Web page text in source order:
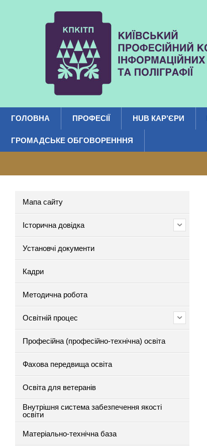
ГОЛОВНА ПРОФЕСІЇ HUB КАР’ЄРИ
ГРОМАДСЬКЕ ОБГОВОРЕНННЯ
Мапа сайту
Історична довідка
Установчі документи
Кадри
Методична робота
Освітній процес
Професійна (професійно-технічна) освіта
Фахова передвища освіта
Освіта для ветеранів
Внутрішня система забезпечення якості
освіти
Матеріально-технічна база